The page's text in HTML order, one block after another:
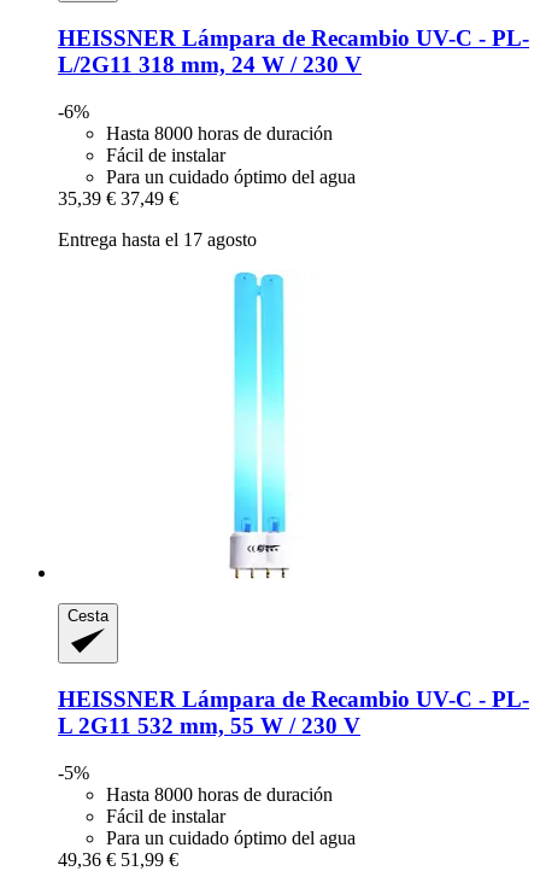
HEISSNER Lámpara de Recambio UV-​C -​ PL-​
L/2G11 318 mm, 24 W / 230 V
-6%
Hasta 8000 horas de duración
Fácil de instalar
Para un cuidado óptimo del agua
35,39 € 37,49 €
Entrega hasta el 17 agosto
Cesta
HEISSNER Lámpara de Recambio UV-​C -​ PL-​
L 2G11 532 mm, 55 W / 230 V
-5%
Hasta 8000 horas de duración
Fácil de instalar
Para un cuidado óptimo del agua
49,36 € 51,99 €